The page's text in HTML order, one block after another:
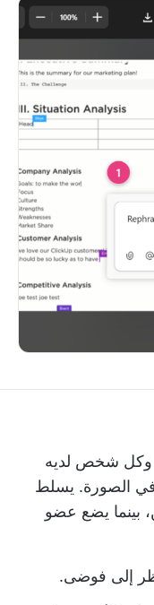
وكل شخص لديه
الصورة. يسلط
بينما يضع عضو
إلى فوضى.